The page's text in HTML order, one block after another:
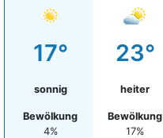
17°
sonnig
Bewölkung
4%
23°
heiter
Bewölkung
17%